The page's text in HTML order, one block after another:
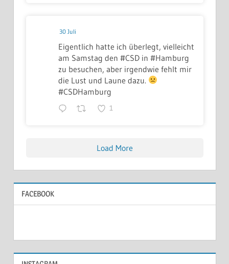
30 Juli
Eigentlich hatte ich überlegt, vielleicht
am Samstag den #CSD in #Hamburg
zu besuchen, aber irgendwie fehlt mir
die Lust und Laune dazu.
#CSDHamburg
1
Load More
FACEBOOK